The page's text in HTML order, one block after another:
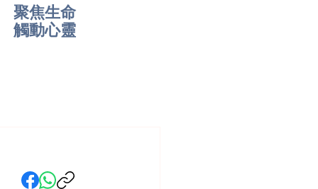
聚焦生命
​觸動心靈